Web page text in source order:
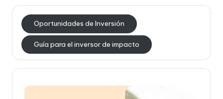
Oportunidades de Inversión
Guía para el inversor de impacto